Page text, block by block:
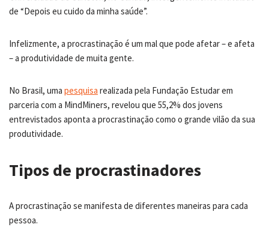
de “Depois eu cuido da minha saúde”.
Infelizmente, a procrastinação é um mal que pode afetar – e afeta
– a produtividade de muita gente.
No Brasil, uma pesquisa realizada pela Fundação Estudar em
parceria com a MindMiners, revelou que 55,2% dos jovens
entrevistados aponta a procrastinação como o grande vilão da sua
produtividade.
Tipos de procrastinadores
A procrastinação se manifesta de diferentes maneiras para cada
pessoa.